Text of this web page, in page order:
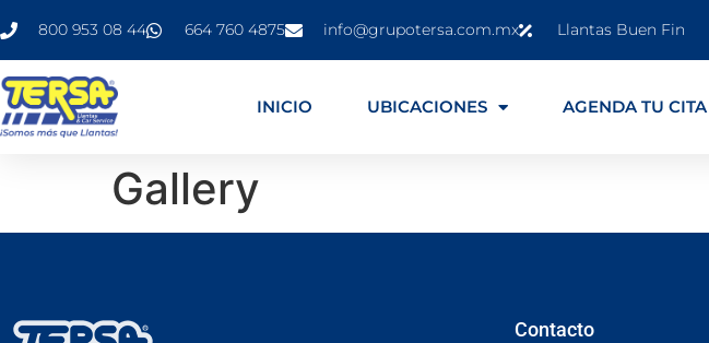
800 953 08 44 664 760 4875 info@grupotersa.com.mx Llantas Buen Fin
INICIO UBICACIONES AGENDA TU CITA
Gallery
Contacto